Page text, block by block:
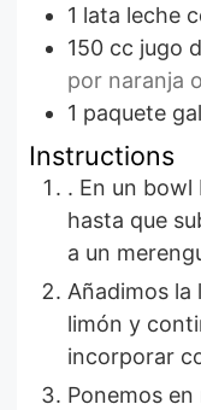
1 lata leche
150 cc jugo
por naranja
1 paquete
Instructions
. En un bowl
hasta que
a un
Añadimos la
limón y
incorporar
Ponemos